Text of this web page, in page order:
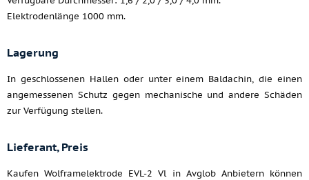
Elektrodenlänge 1000 mm.
Lagerung
In geschlossenen Hallen oder unter einem Baldachin, die einen
angemessenen Schutz gegen mechanische und andere Schäden
zur Verfügung stellen.
Lieferant, Preis
Kaufen Wolframelektrode EVL-2 Vl in Avglob Anbietern können